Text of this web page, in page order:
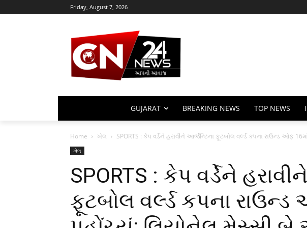
Friday, August 7, 2026
GUJARAT BREAKING NEWS TOP NEWS
Home ખેલ SPORTS : કેપ વર્ડેને હરાવીને આર્જેન્ટિના ફૂટબોલ વર્લ્ડ કપના રાઉન્ડ ઓફ
ખેલ
SPORTS : કેપ વર્ડેને
ફૂટબોલ વર્લ્ડ કપના